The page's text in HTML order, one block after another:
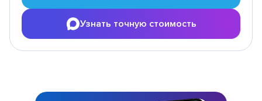
Узнать точную стоимость